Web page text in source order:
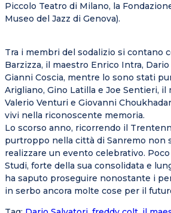
Piccolo Teatro di Milano, la
Museo del Jazz di Genova).
Tra i membri del sodalizio si contano
Barzizza, il maestro Enrico Intra,
Gianni Coscia, mentre lo sono stati
Arigliano, Gino Latilla e Joe Sentieri, il
Valerio Venturi e Giovanni
vivi nella riconoscente memoria.
Lo scorso anno, ricorrendo il
purtroppo nella città di Sanremo non
realizzare un evento celebrativo.
Studi, forte della sua consolidata e
ha saputo proseguire nonostante i
in serbo ancora molte cose per il